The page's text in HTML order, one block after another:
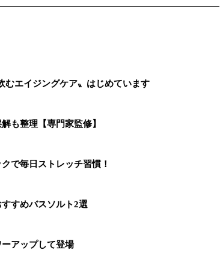
むエイジングケア〟はじめています
も整理【専門家監修】
で毎日ストレッチ習慣！
すめバスソルト2選
アップして登場